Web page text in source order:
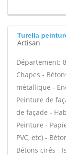
Turella
Artisan
Département:
Chapes -
métallique -
Peinture de
de façade -
Peinture -
PVC, etc) -
Bétons cirés -